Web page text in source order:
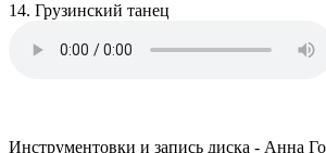
14. Грузинский танец
Инструментовки и запись диска - Анна